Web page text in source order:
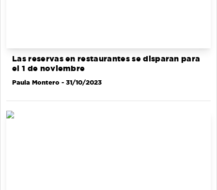
Las reservas en restaurantes se disparan para
el 1 de noviembre
Paula Montero - 31/10/2023